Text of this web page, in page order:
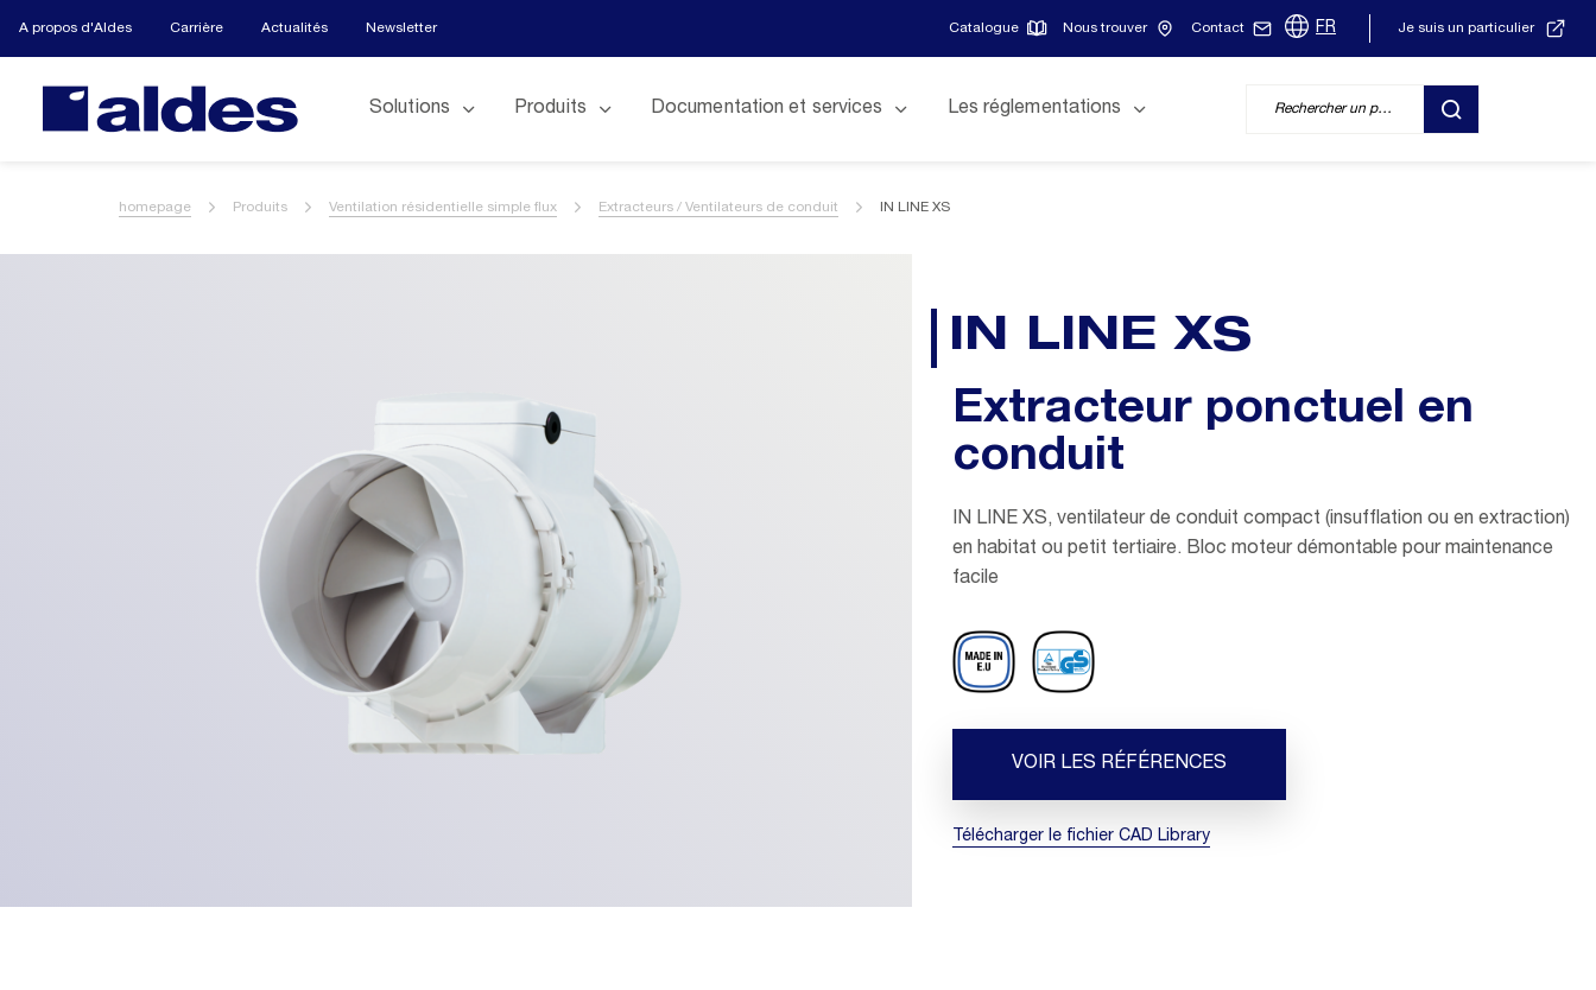
A propos d'Aldes Carrière Actualités Newsletter Catalogue Nous trouver Contact FR Je suis un particulier
Solutions Produits Documentation et services Les réglementations
RECHERCHER
homepage Produits Ventilation résidentielle simple flux Extracteurs / Ventilateurs de conduit IN LINE XS
IN LINE XS
Extracteur ponctuel en
conduit
IN LINE XS, ventilateur de conduit compact (insufflation ou en extraction)
en habitat ou petit tertiaire. Bloc moteur démontable pour maintenance
facile
VOIR LES RÉFÉRENCES
Télécharger le fichier CAD Library